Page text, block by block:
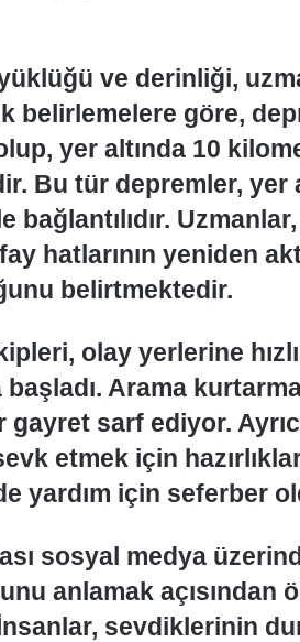
ve derinliği,
belirlemelere göre,
yer altında 10
Bu tür depremler, yer
bağlantılıdır.
fay hatlarının yeniden
belirtmektedir.
olay yerlerine
başladı. Arama
sarf ediyor.
etmek için
yardım için seferber
sosyal medya
anlamak açısından
sevdiklerinin